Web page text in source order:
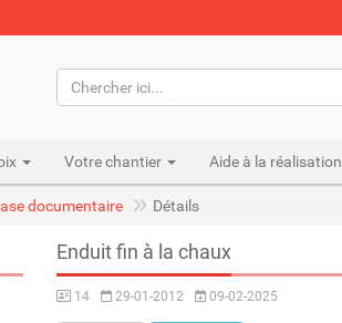
Votre chantier Aide à la réalisation
documentaire Détails
Enduit fin à la chaux
14 29-01-2012 09-02-2025